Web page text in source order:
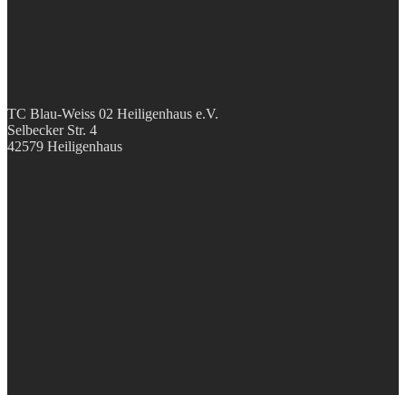
TC Blau-Weiss 02 Heiligenhaus e.V.
Selbecker Str. 4
42579 Heiligenhaus